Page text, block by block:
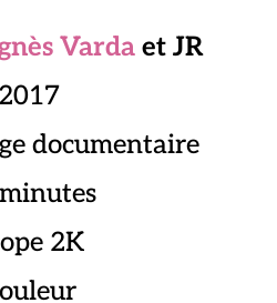
Vardaet JR
2017
documentaire
2K